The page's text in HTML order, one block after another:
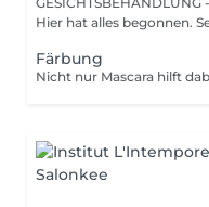
Hier hat alles begonnen.
Färbung